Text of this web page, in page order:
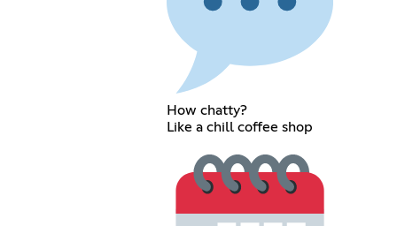
How chatty?
Like a chill coffee shop